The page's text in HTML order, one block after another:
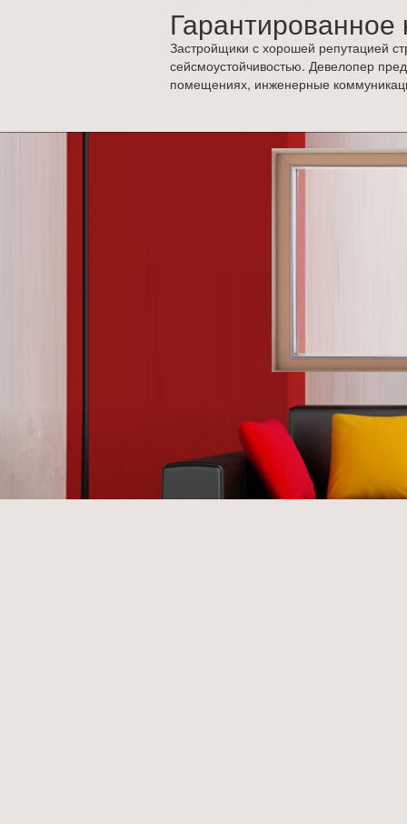
Гарантированное
Застройщики с хорошей репутацией
сейсмоустойчивостью. Девелопер
помещениях, инженерные